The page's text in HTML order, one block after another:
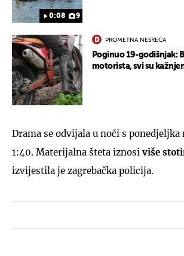
0:08 9
PROMETNA NESREĆA
Poginuo 19-godišnjak:
motorista, svi su
Drama se odvijala u noći s ponedjeljka
1:40. Materijalna šteta iznosiviše
izvijestila je zagrebačka policija.